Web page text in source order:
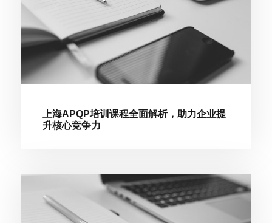
上海APQP培训课程全面解析，助力企业提
升核心竞争力